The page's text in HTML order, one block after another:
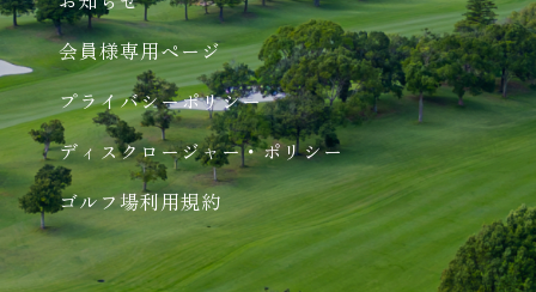
会員様専用ページ
プライバシーポリシー
ディスクロージャー・ポリシー
ゴルフ場利用規約